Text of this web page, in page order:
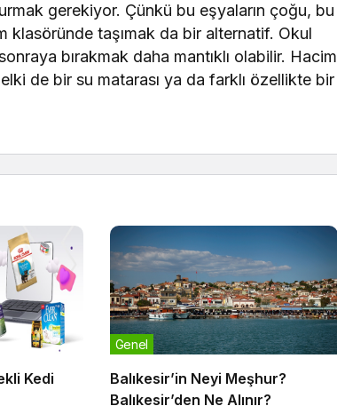
gerekiyor. Çünkü bu eşyaların çoğu, bu
klasöründe taşımak da bir alternatif. Okul
bırakmak daha mantıklı olabilir. Hacim
de bir su matarası ya da farklı özellikte bir
Kedi
Balıkesir’in Neyi Meşhur?
Balıkesir’den Ne Alınır?
Genel